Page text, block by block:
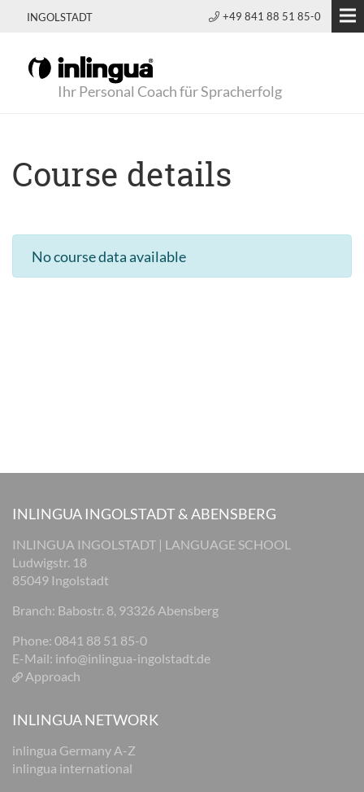
INGOLSTADT +49 841 88 51 85-0
Ihr Personal Coach für Spracherfolg
Course details
No course data available
INLINGUA INGOLSTADT & ABENSBERG
INLINGUA INGOLSTADT | LANGUAGE SCHOOL
Ludwigstr. 18
85049 Ingolstadt
Branch: Babostr. 8, 93326 Abensberg
Phone: 0841 88 51 85-0
E-Mail: info@inlingua-ingolstadt.de
Approach
INLINGUA NETWORK
inlingua Germany A-Z
inlingua international